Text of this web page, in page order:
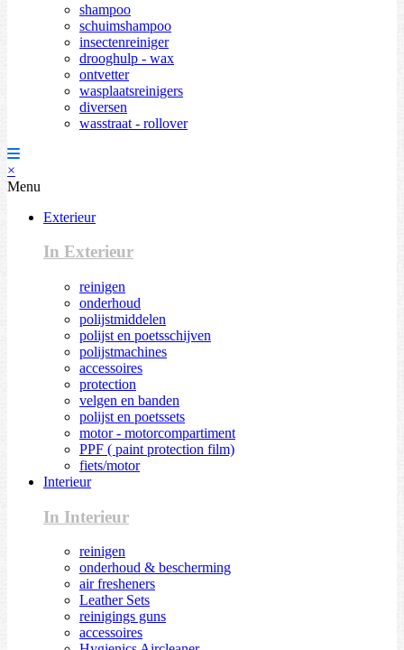
shampoo
schuimshampoo
insectenreiniger
drooghulp - wax
ontvetter
wasplaatsreinigers
diversen
wasstraat - rollover
×
Menu
Exterieur
In Exterieur
reinigen
onderhoud
polijstmiddelen
polijst en poetsschijven
polijstmachines
accessoires
protection
velgen en banden
polijst en poetssets
motor - motorcompartiment
PPF ( paint protection film)
fiets/motor
Interieur
In Interieur
reinigen
onderhoud & bescherming
air fresheners
Leather Sets
reinigings guns
accessoires